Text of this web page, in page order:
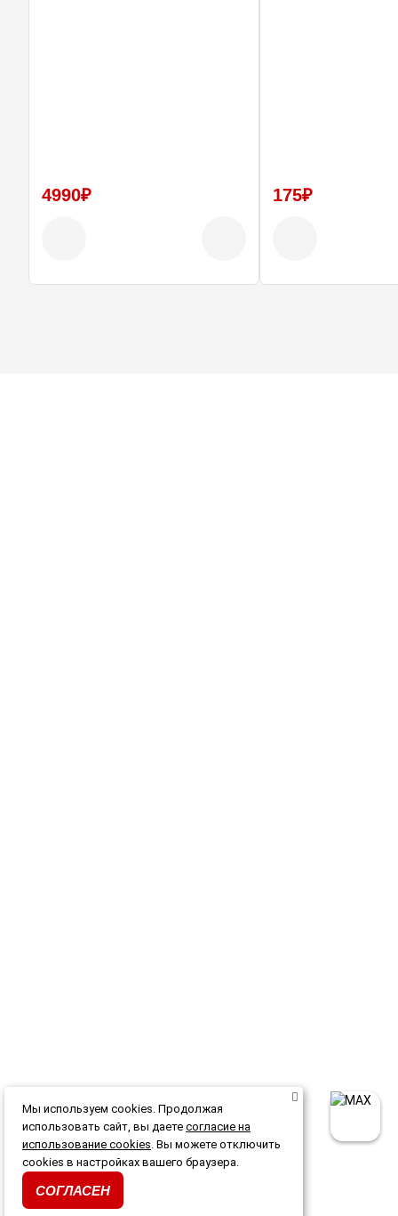
4990₽ 175₽
Мы используем cookies. Продолжая
использовать сайт, вы даете согласие на
использование cookies. Вы можете отключить
cookies в настройках вашего браузера.
СОГЛАСЕН